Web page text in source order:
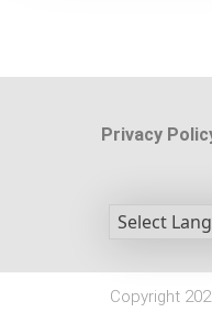
Privacy
Copyright